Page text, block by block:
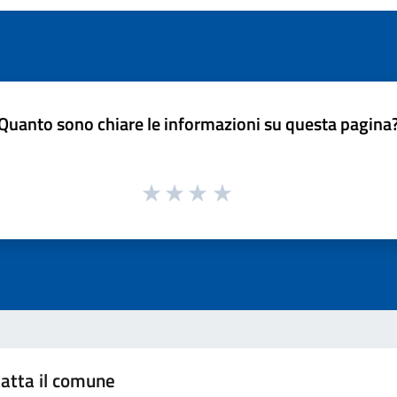
sono chiare le informazioni su questa
il comune